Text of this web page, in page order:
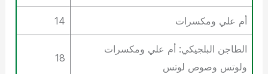
أم علي ومكسرات 14
الطاجن البلجيكي: أم علي ومكسرات
ولوتس وصوص لوتس
18